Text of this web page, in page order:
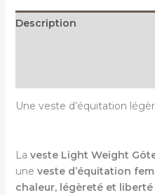
Description
Une veste d’équitation
La veste Light Weight
une veste d’équitation
chaleur, légèreté et